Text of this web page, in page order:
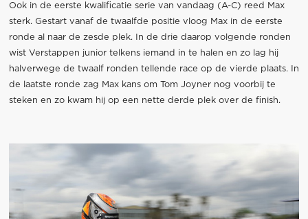
Ook in de eerste kwalificatie serie van vandaag (A-C) reed Max
sterk. Gestart vanaf de twaalfde positie vloog Max in de eerste
ronde al naar de zesde plek. In de drie daarop volgende ronden
wist Verstappen junior telkens iemand in te halen en zo lag hij
halverwege de twaalf ronden tellende race op de vierde plaats. In
de laatste ronde zag Max kans om Tom Joyner nog voorbij te
steken en zo kwam hij op een nette derde plek over de finish.